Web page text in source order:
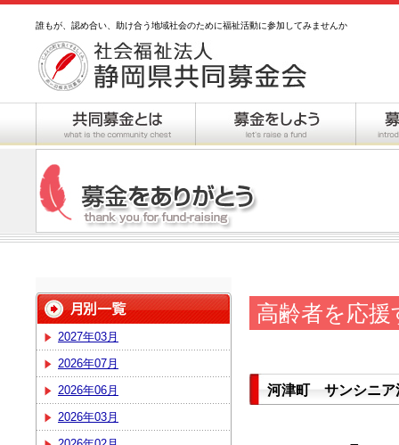
誰もが、認め合い、助け合う地域社会のために福祉活動に参加してみませんか
2027年03月
2026年07月
2026年06月
2026年03月
高齢者を応
河津町 サンシニア